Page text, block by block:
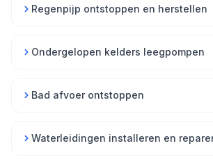
Regenpijp ontstoppen en herstellen
Ondergelopen kelders leegpompen
Bad afvoer ontstoppen
Waterleidingen installeren en